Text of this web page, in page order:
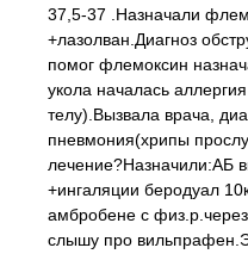
37,5-37 .Назначали
+лазолван.Диагноз
помог флемоксин
укола началась
телу).Вызвала врача,
пневмония(хрипы
лечение?Назначили:АБ
+ингаляции беродуал
амбробене с
слышу про